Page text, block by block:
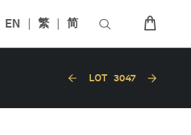
EN 繁 简
LOT 3047